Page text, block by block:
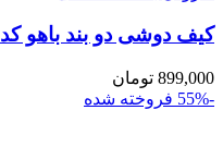
کیف دوشی دو بند باهو کد 3644
899,000 تومان
-55%
فروخته شده